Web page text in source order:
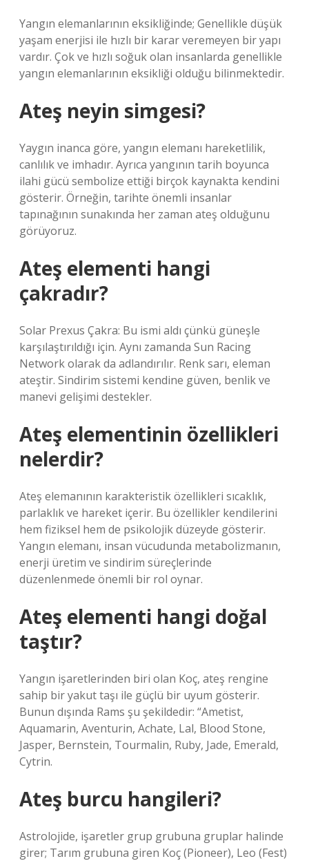
Yangın elemanlarının eksikliğinde; Genellikle düşük
yaşam enerjisi ile hızlı bir karar veremeyen bir yapı
vardır. Çok ve hızlı soğuk olan insanlarda genellikle
yangın elemanlarının eksikliği olduğu bilinmektedir.
Ateş neyin simgesi?
Yaygın inanca göre, yangın elemanı hareketlilik,
canlılık ve imhadır. Ayrıca yangının tarih boyunca
ilahi gücü sembolize ettiği birçok kaynakta kendini
gösterir. Örneğin, tarihte önemli insanlar
tapınağının sunakında her zaman ateş olduğunu
görüyoruz.
Ateş elementi hangi
çakradır?
Solar Prexus Çakra: Bu ismi aldı çünkü güneşle
karşılaştırıldığı için. Aynı zamanda Sun Racing
Network olarak da adlandırılır. Renk sarı, eleman
ateştir. Sindirim sistemi kendine güven, benlik ve
manevi gelişimi destekler.
Ateş elementinin özellikleri
nelerdir?
Ateş elemanının karakteristik özellikleri sıcaklık,
parlaklık ve hareket içerir. Bu özellikler kendilerini
hem fiziksel hem de psikolojik düzeyde gösterir.
Yangın elemanı, insan vücudunda metabolizmanın,
enerji üretim ve sindirim süreçlerinde
düzenlenmede önemli bir rol oynar.
Ateş elementi hangi doğal
taştır?
Yangın işaretlerinden biri olan Koç, ateş rengine
sahip bir yakut taşı ile güçlü bir uyum gösterir.
Bunun dışında Rams şu şekildedir: “Ametist,
Aquamarin, Aventurin, Achate, Lal, Blood Stone,
Jasper, Bernstein, Tourmalin, Ruby, Jade, Emerald,
Cytrin.
Ateş burcu hangileri?
Astrolojide, işaretler grup grubuna gruplar halinde
girer; Tarım grubuna giren Koç (Pioneer), Leo (Fest)